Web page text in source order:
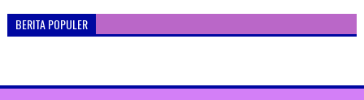
BERITA POPULER